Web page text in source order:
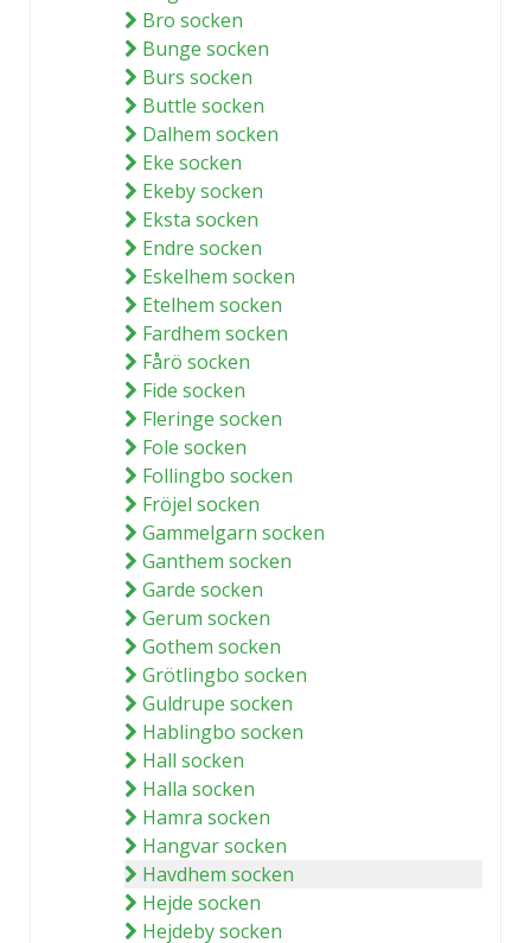
Bro socken
Bunge socken
Burs socken
Buttle socken
Dalhem socken
Eke socken
Ekeby socken
Eksta socken
Endre socken
Eskelhem socken
Etelhem socken
Fardhem socken
Fårö socken
Fide socken
Fleringe socken
Fole socken
Follingbo socken
Fröjel socken
Gammelgarn socken
Ganthem socken
Garde socken
Gerum socken
Gothem socken
Grötlingbo socken
Guldrupe socken
Hablingbo socken
Hall socken
Halla socken
Hamra socken
Hangvar socken
Havdhem socken
Hejde socken
Hejdeby socken